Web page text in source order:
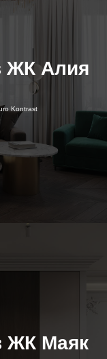
ЖК Алия
Kontrast
ЖК Маяк